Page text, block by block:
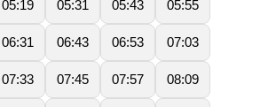
05:19 05:31 05:43 05:55
06:31 06:43 06:53 07:03
07:33 07:45 07:57 08:09